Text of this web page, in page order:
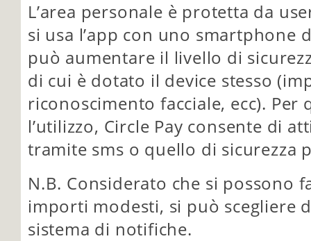
L’area personale è protetta da
si usa l’app con uno smartphone
può aumentare il livello di
di cui è dotato il device stesso
riconoscimento facciale, ecc).
l’utilizzo, Circle Pay consente di
tramite sms o quello di sicurezza
N.B. Considerato che si possono
importi modesti, si può scegliere
sistema di notifiche.